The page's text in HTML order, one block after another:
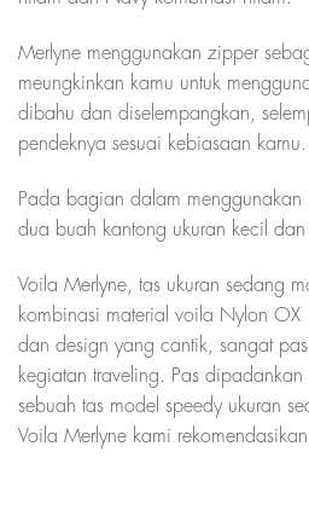
Merlyne menggunakan zipper
meungkinkan kamu untuk
dibahu dan diselempangkan,
pendeknya sesuai kebiasaan kamu.
Pada bagian dalam
dua buah kantong ukuran kecil
Voila Merlyne, tas ukuran sedang
kombinasi material voila Nylon OX
dan design yang cantik, sangat
kegiatan traveling. Pas
sebuah tas model speedy ukuran
Voila Merlyne kami